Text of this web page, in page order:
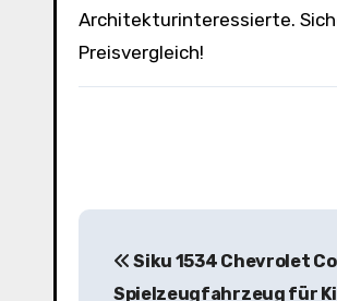
Architekturinteressierte.
Preisvergleich!
B
Siku 1534 Chevrolet
Spielzeugfahrzeug für